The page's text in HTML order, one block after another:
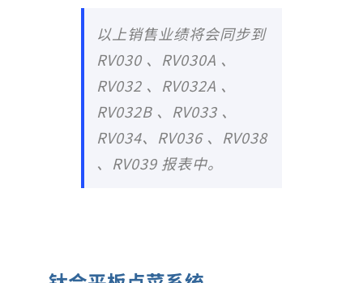
以上销售业绩将会同步到
RV030 、RV030A 、
RV032 、RV032A 、
RV032B 、RV033 、
RV034、RV036 、RV038
、RV039 报表中。